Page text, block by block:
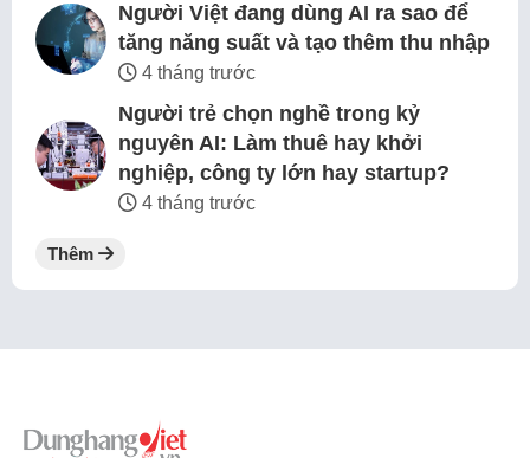
Người Việt đang dùng AI ra sao để
tăng năng suất và tạo thêm thu nhập
4 tháng trước
Người trẻ chọn nghề trong kỷ
nguyên AI: Làm thuê hay khởi
nghiệp, công ty lớn hay startup?
4 tháng trước
Thêm